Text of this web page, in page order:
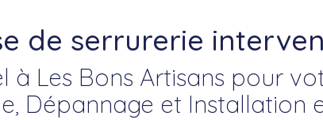
de serrurerie
à Les Bons Artisans pour
Dépannage et Installation